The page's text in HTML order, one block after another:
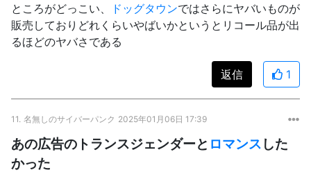
ところがどっこい、 ドッグタウンではさらにヤバいものが
販売しておりどれくらいやばいかというとリコール品が出
るほどのヤバさである
返信 1
11. 名無しのサイバーパンク 2025年01月06日 17:39
あの広告のトランスジェンダーと ロマンス した
かった